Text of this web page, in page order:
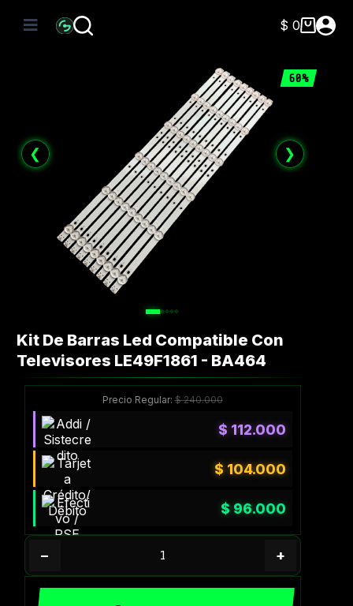
Carro
$ 0
60%
❮ ❯
Kit De Barras Led Compatible Con
Televisores LE49F1861 - BA464
Precio Regular:$240.000
$ 112.000
$ 104.000
$ 96.000
− +